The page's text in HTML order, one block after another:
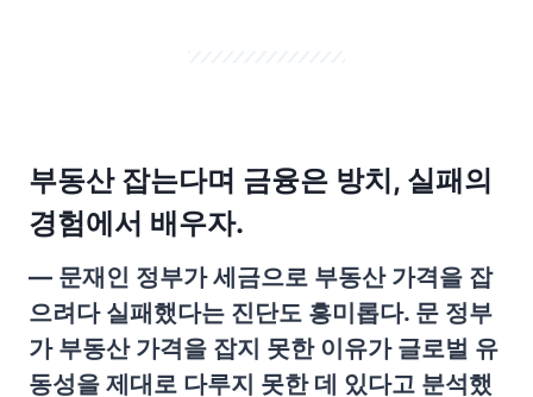
부동산 잡는다며 금융은 방치, 실패의
경험에서 배우자.
— 문재인 정부가 세금으로 부동산 가격을 잡
으려다 실패했다는 진단도 흥미롭다. 문 정부
가 부동산 가격을 잡지 못한 이유가 글로벌 유
동성을 제대로 다루지 못한 데 있다고 분석했